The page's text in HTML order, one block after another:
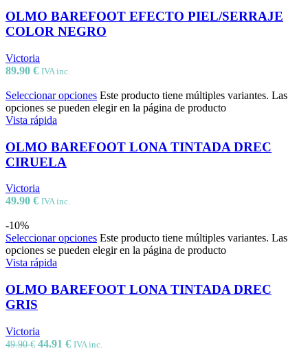
OLMO BAREFOOT EFECTO PIEL/SERRAJE
COLOR NEGRO
Victoria
89.90 € IVA inc.
Seleccionar opciones Este producto tiene múltiples variantes. Las
opciones se pueden elegir en la página de producto
Vista rápida
OLMO BAREFOOT LONA TINTADA DREC
CIRUELA
Victoria
49.90 € IVA inc.
-10%
Seleccionar opciones Este producto tiene múltiples variantes. Las
opciones se pueden elegir en la página de producto
Vista rápida
OLMO BAREFOOT LONA TINTADA DREC
GRIS
Victoria
49.90€ 44.91 € IVA inc.